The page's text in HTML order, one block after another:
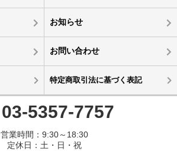
お知らせ
お問い合わせ
特定商取引法に基づく表記
03-5357-7757
営業時間：9:30～18:30
定休日：土・日・祝